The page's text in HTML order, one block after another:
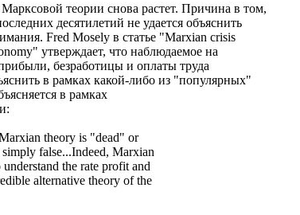
теории снова растет. Причина в том,
десятилетий не удается объяснить
Fred Mosely в статье "Marxian crisis
утверждает, что наблюдаемое на
безработицы и оплаты труда
в рамках какой-либо из "популярных"
в рамках
theory is "dead" or
false...Indeed, Marxian
the rate profit and
alternative theory of the